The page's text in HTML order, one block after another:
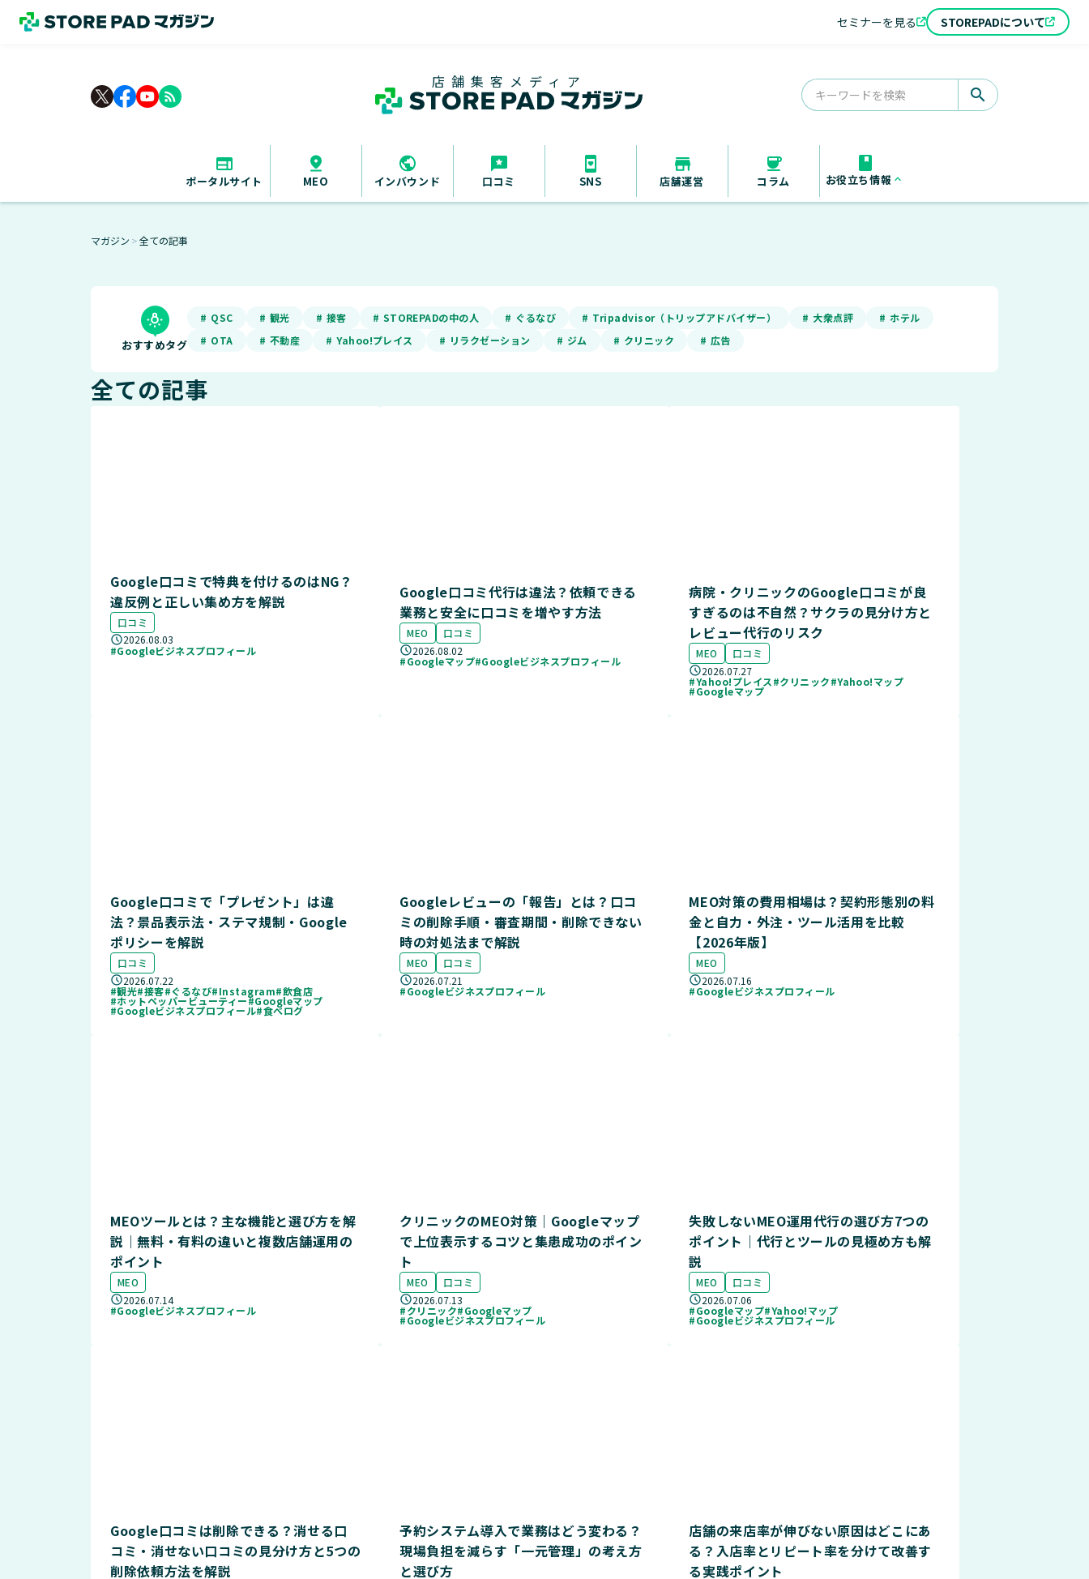
rss_feed
店舗集客メディア
search
ポータルサイト MEO インバウンド 口コミ SNS 店舗運営 コラム お役立ち情報 keyboard_arrow_up
セミナーを見る STOREPADについて
マガジン ＞ 全ての記事
おすすめタグ
# QSC # 観光 # 接客 # STOREPADの中の人 # ぐるなび # Tripadvisor（トリップアドバイザー） # 大衆点評
# ホテル
# OTA
# 不動産 # Yahoo!プレイス # リラクゼーション # ジム # クリニック # 広告
全ての記事
Google口コミで特典を付けるのはNG？
違反例と正しい集め方を解説
口コミ
2026.08.03
#Googleビジネスプロフィール
Google口コミ代行は違法？依頼できる
業務と安全に口コミを増やす方法
MEO
口コミ
2026.08.02
#Googleマップ#Googleビジネスプロフィール
病院・クリニックのGoogle口コミが良
すぎるのは不自然？サクラの見分け方と
レビュー代行のリスク
MEO
口コミ
2026.07.27
#Yahoo!プレイス#クリニック#Yahoo!マップ
#Googleマップ
Google口コミで「プレゼント」は違
法？景品表示法・ステマ規制・Google
ポリシーを解説
口コミ
2026.07.22
#観光#接客#ぐるなび#Instagram#飲食店
#ホットペッパービューティー#Googleマップ
#Googleビジネスプロフィール#食べログ
Googleレビューの「報告」とは？口コ
ミの削除手順・審査期間・削除できない
時の対処法まで解説
MEO
口コミ
2026.07.21
#Googleビジネスプロフィール
MEO対策の費用相場は？契約形態別の料
金と自力・外注・ツール活用を比較
【2026年版】
MEO
2026.07.16
#Googleビジネスプロフィール
MEOツールとは？主な機能と選び方を解
説｜無料・有料の違いと複数店舗運用の
ポイント
MEO
2026.07.14
#Googleビジネスプロフィール
クリニックのMEO対策｜Googleマップ
で上位表示するコツと集患成功のポイン
ト
MEO
口コミ
2026.07.13
#クリニック#Googleマップ
#Googleビジネスプロフィール
失敗しないMEO運用代行の選び方7つの
ポイント｜代行とツールの見極め方も解
説
MEO
口コミ
2026.07.06
#Googleマップ#Yahoo!マップ
#Googleビジネスプロフィール
Google口コミは削除できる？消せる口
コミ・消せない口コミの見分け方と5つの
削除依頼方法を解説
予約システム導入で業務はどう変わる？
現場負担を減らす「一元管理」の考え方
と選び方
店舗の来店率が伸びない原因はどこにあ
る？入店率とリピート率を分けて改善す
る実践ポイント